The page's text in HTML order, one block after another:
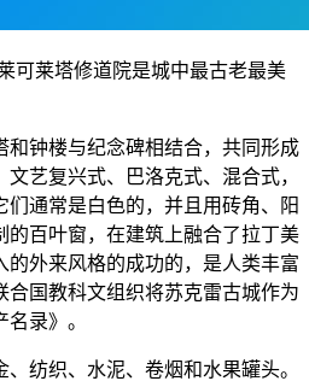
可莱塔修道院是城中最古老最美
和钟楼与纪念碑相结合，共同形成
艺复兴式、巴洛克式、混合式，
通常是白色的，并且用砖角、阳
的百叶窗，在建筑上融合了拉丁美
的外来风格的成功的，是人类丰富
合国教科文组织将苏克雷古城作为
录》。
纺织、水泥、卷烟和水果罐头。